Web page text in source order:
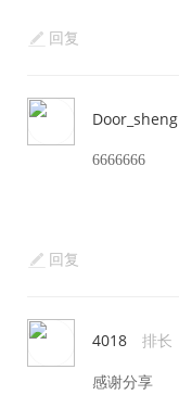
回复
Door_sheng
6666666
回复
4018 排长
感谢分享